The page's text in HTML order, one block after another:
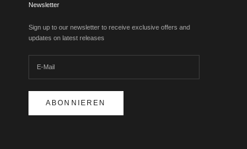
Newsletter
Sign up to our newsletter to receive exclusive offers and
updates on latest releases
ABONNIEREN